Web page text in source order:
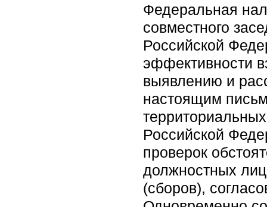
Федеральная
совместного
Российской
эффективности
выявлению и
настоящим
Российской
проверок
должностных
(сборов),